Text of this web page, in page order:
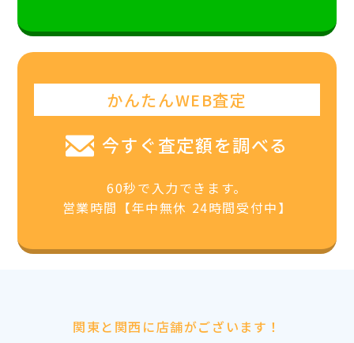
かんたんWEB査定
今すぐ査定額を調べる
60秒で入力できます。
営業時間【年中無休 24時間受付中】
関東と関西に店舗がございます！